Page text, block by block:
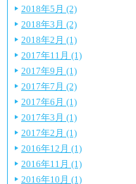
2018年5月 (2)
2018年3月 (2)
2018年2月 (1)
2017年11月 (1)
2017年9月 (1)
2017年7月 (2)
2017年6月 (1)
2017年3月 (1)
2017年2月 (1)
2016年12月 (1)
2016年11月 (1)
2016年10月 (1)